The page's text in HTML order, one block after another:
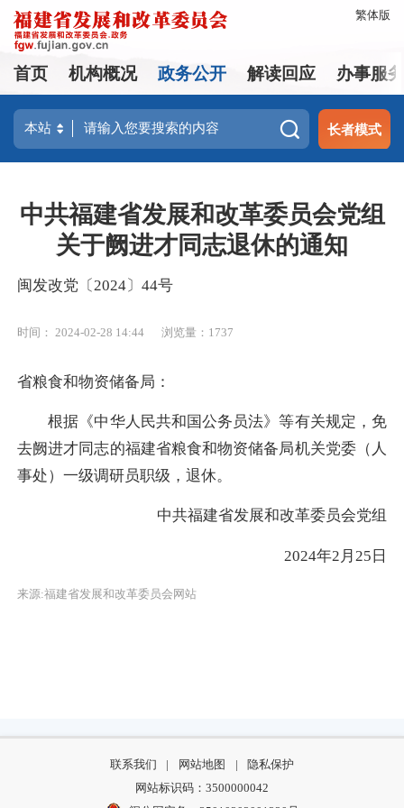
繁体版
首页 机构概况 政务公开 解读回应 办事服
长者模式
中共福建省发展和改革委员会党组
关于阙进才同志退休的通知
闽发改党〔2024〕44号
时间： 2024-02-28 14:44 浏览量：1737
省粮食和物资储备局：
根据《中华人民共和国公务员法》等有关规定，免
去阙进才同志的福建省粮食和物资储备局机关党委（人
事处）一级调研员职级，退休。
中共福建省发展和改革委员会党组
2024年2月25日
来源:福建省发展和改革委员会网站
联系我们 | 网站地图 |
隐私保护
网站标识码：3500000042